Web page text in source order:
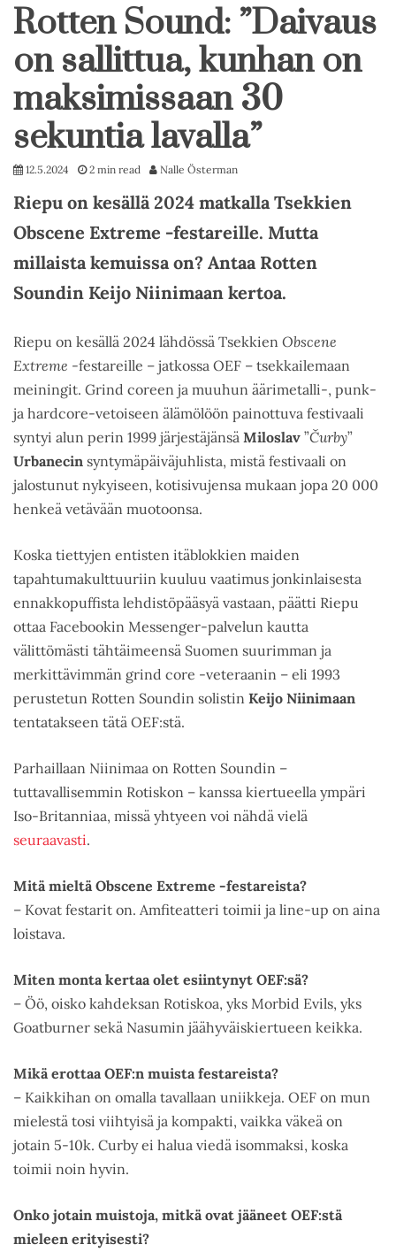
Rotten Sound: ”Daivaus
on sallittua, kunhan on
maksimissaan 30
sekuntia lavalla”
12.5.2024 2 min read Nalle Österman
Riepu on kesällä 2024 matkalla Tsekkien
Obscene Extreme -festareille. Mutta
millaista kemuissa on? Antaa Rotten
Soundin Keijo Niinimaan kertoa.
Riepu on kesällä 2024 lähdössä Tsekkien Obscene
Extreme -festareille – jatkossa OEF – tsekkailemaan
meiningit. Grind coreen ja muuhun äärimetalli-, punk-
ja hardcore-vetoiseen älämölöön painottuva festivaali
syntyi alun perin 1999 järjestäjänsä Miloslav ”Čurby”
Urbanecin syntymäpäiväjuhlista, mistä festivaali on
jalostunut nykyiseen, kotisivujensa mukaan jopa 20 000
henkeä vetävään muotoonsa.
Koska tiettyjen entisten itäblokkien maiden
tapahtumakulttuuriin kuuluu vaatimus jonkinlaisesta
ennakkopuffista lehdistöpääsyä vastaan, päätti Riepu
ottaa Facebookin Messenger-palvelun kautta
välittömästi tähtäimeensä Suomen suurimman ja
merkittävimmän grind core -veteraanin – eli 1993
perustetun Rotten Soundin solistin Keijo Niinimaan
tentatakseen tätä OEF:stä.
Parhaillaan Niinimaa on Rotten Soundin –
tuttavallisemmin Rotiskon – kanssa kiertueella ympäri
Iso-Britanniaa, missä yhtyeen voi nähdä vielä
seuraavasti.
Mitä mieltä Obscene Extreme -festareista?
– Kovat festarit on. Amfiteatteri toimii ja line-up on aina
loistava.
Miten monta kertaa olet esiintynyt OEF:sä?
– Öö, oisko kahdeksan Rotiskoa, yks Morbid Evils, yks
Goatburner sekä Nasumin jäähyväiskiertueen keikka.
Mikä erottaa OEF:n muista festareista?
– Kaikkihan on omalla tavallaan uniikkeja. OEF on mun
mielestä tosi viihtyisä ja kompakti, vaikka väkeä on
jotain 5-10k. Curby ei halua viedä isommaksi, koska
toimii noin hyvin.
Onko jotain muistoja, mitkä ovat jääneet OEF:stä
mieleen erityisesti?